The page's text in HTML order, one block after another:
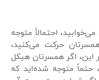
احتمالاً متوجه
حرکت می‌کنید،
این، اگر همسرتان هیکل
حتماً متوجه شده‌اید که